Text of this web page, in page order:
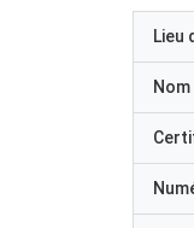
Lieu